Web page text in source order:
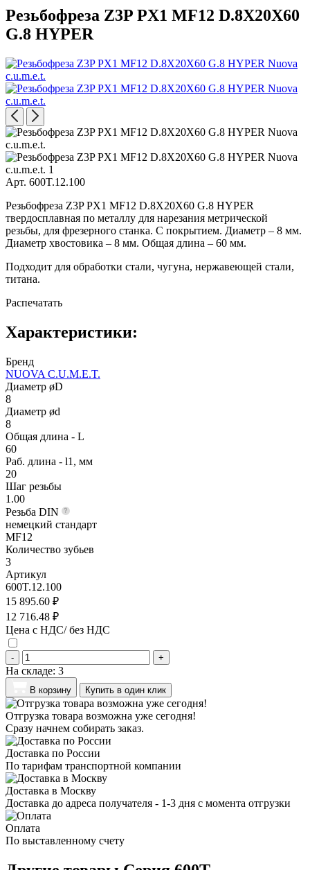
Резьбофреза Z3P PX1 MF12 D.8X20X60
G.8 HYPER
Арт. 600T.12.100
Резьбофреза Z3P PX1 MF12 D.8X20X60 G.8 HYPER
твердосплавная по металлу для нарезания метрической
резьбы, для фрезерного станка. С покрытием. Диаметр – 8 мм.
Диаметр хвостовика – 8 мм. Общая длина – 60 мм.
Подходит для обработки стали, чугуна, нержавеющей стали,
титана.
Распечатать
Характеристики:
Бренд
NUOVA C.U.M.E.T.
Диаметр øD
8
Диаметр ød
8
Общая длина - L
60
Раб. длина - l1, мм
20
Шаг резьбы
1.00
Резьба DIN
немецкий стандарт
MF12
Количество зубьев
3
Артикул
600T.12.100
15 895.60 ₽
12 716.48 ₽
Цена с НДС/ без НДС
- +
На складе: 3
В корзину Купить в один клик
Отгрузка товара возможна уже сегодня!
Сразу начнем собирать заказ.
Доставка по России
По тарифам транспортной компании
Доставка в Москву
Доставка до адреса получателя - 1-3 дня с момента отгрузки
Оплата
По выставленному счету